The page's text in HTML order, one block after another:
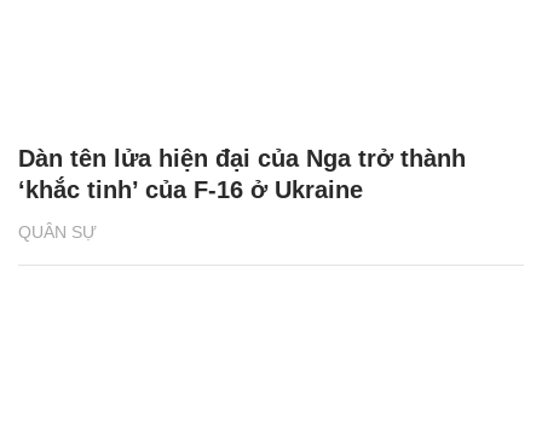
QUÂN SỰ
Dàn tên lửa hiện đại của Nga trở thành
‘khắc tinh’ của F-16 ở Ukraine